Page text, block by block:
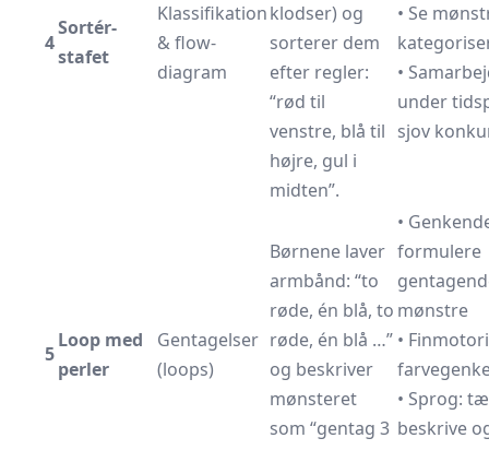
4
Sortér-
stafet
Klassifikation
& flow-
diagram
klodser) og
sorterer dem
efter regler:
“rød til
venstre, blå til
højre, gul i
midten”.
• Se
•
under
sjov
5
Loop med
perler
Gentagelser
(loops)
Børnene laver
armbånd: “to
røde, én blå, to
røde, én blå …”
og beskriver
mønsteret
som “gentag 3
•
formulere
mønstre
•
• Sprog:
beskrive